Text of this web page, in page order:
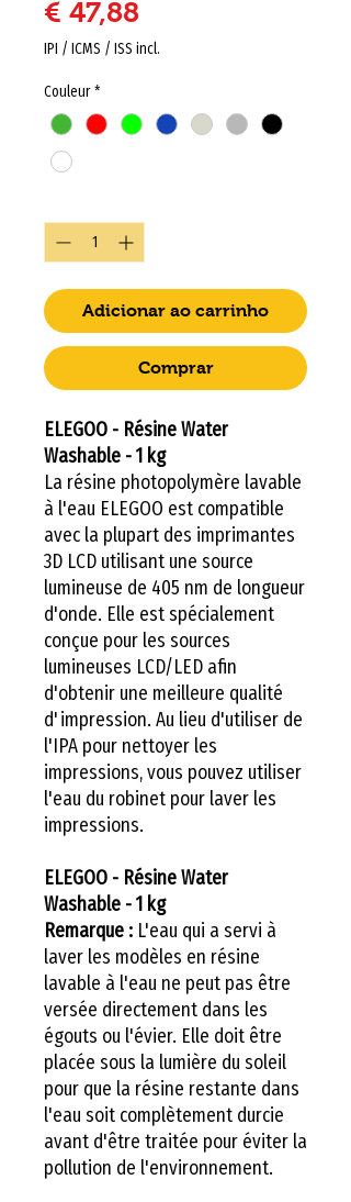
€ 47,88
IPI / ICMS / ISS incl.
Couleur *
Adicionar ao carrinho
Comprar
ELEGOO - Résine Water
Washable - 1 kg
La résine photopolymère lavable
à l'eau ELEGOO est compatible
avec la plupart des imprimantes
3D LCD utilisant une source
lumineuse de 405 nm de longueur
d'onde. Elle est spécialement
conçue pour les sources
lumineuses LCD/LED afin
d'obtenir une meilleure qualité
d'impression. Au lieu d'utiliser de
l'IPA pour nettoyer les
impressions, vous pouvez utiliser
l'eau du robinet pour laver les
impressions.
ELEGOO - Résine Water
Washable - 1 kg
Remarque : L'eau qui a servi à
laver les modèles en résine
lavable à l'eau ne peut pas être
versée directement dans les
égouts ou l'évier. Elle doit être
placée sous la lumière du soleil
pour que la résine restante dans
l'eau soit complètement durcie
avant d'être traitée pour éviter la
pollution de l'environnement.